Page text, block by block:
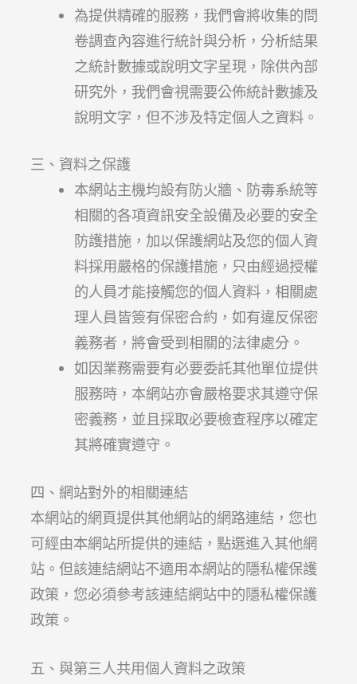
為提供精確的服務，我們會將收集的問
卷調查內容進行統計與分析，分析結果
之統計數據或說明文字呈現，除供內部
研究外，我們會視需要公佈統計數據及
說明文字，但不涉及特定個人之資料。
三、資料之保護
本網站主機均設有防火牆、防毒系統等
相關的各項資訊安全設備及必要的安全
防護措施，加以保護網站及您的個人資
料採用嚴格的保護措施，只由經過授權
的人員才能接觸您的個人資料，相關處
理人員皆簽有保密合約，如有違反保密
義務者，將會受到相關的法律處分。
如因業務需要有必要委託其他單位提供
服務時，本網站亦會嚴格要求其遵守保
密義務，並且採取必要檢查程序以確定
其將確實遵守。
四、網站對外的相關連結
本網站的網頁提供其他網站的網路連結，您也
可經由本網站所提供的連結，點選進入其他網
站。但該連結網站不適用本網站的隱私權保護
政策，您必須參考該連結網站中的隱私權保護
政策。
五、與第三人共用個人資料之政策